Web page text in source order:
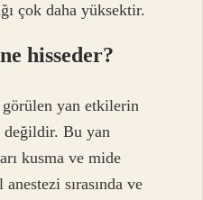
çok daha yüksektir.
hisseder?
görülen yan etkilerin
değildir. Bu yan
kusma ve mide
anestezi sırasında ve